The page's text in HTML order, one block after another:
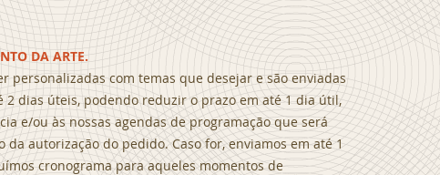
DA ARTE.
personalizadas com temas que desejar e são enviadas
2 dias úteis, podendo reduzir o prazo em até 1 dia útil,
e/ou às nossas agendas de programação que será
autorização do pedido. Caso for, enviamos em até 1
cronograma para aqueles momentos de